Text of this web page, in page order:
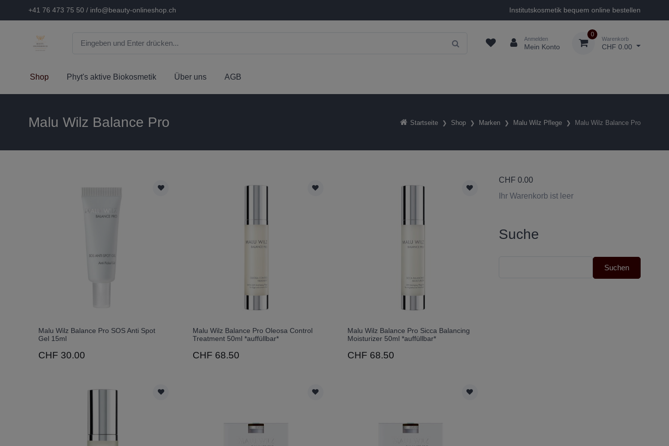
+41 76 473 75 50 / info@beauty-onlineshop.ch Institutskosmetik bequem online bestellen
Anmelden
Mein Konto
0
Warenkorb
CHF 0.00
Shop Phyt's aktive Biokosmetik Über uns AGB
Startseite Shop Marken Malu Wilz Pflege Malu Wilz Balance Pro
Malu Wilz Balance Pro
Malu Wilz Balance Pro SOS Anti Spot
Gel 15ml
CHF 30.00
Malu Wilz Balance Pro Oleosa Control
Treatment 50ml *auffüllbar*
CHF 68.50
Malu Wilz Balance Pro Sicca Balancing
Moisturizer 50ml *auffüllbar*
CHF 68.50
CHF 0.00
Ihr Warenkorb ist leer
Suche